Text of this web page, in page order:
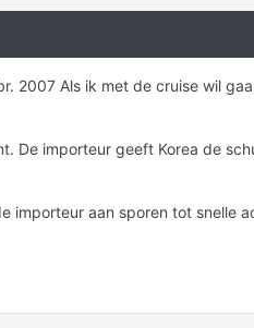
2007 Als ik met de cruise wil
De importeur geeft Korea de
importeur aan sporen tot snelle